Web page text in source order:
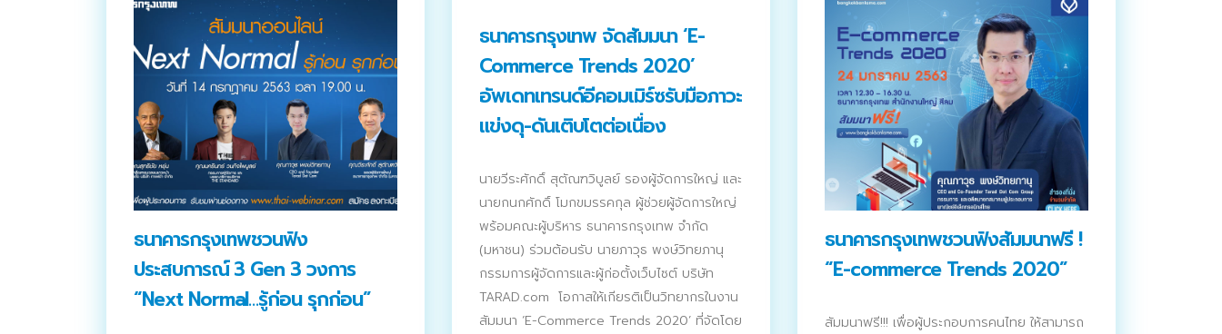
ธนาคารกรุงเทพชวนฟัง
ประสบการณ์ 3 Gen 3 วงการ
“Next Normal…รู้ก่อน รุกก่อน”
ธนาคารกรุงเทพ จัดสัมมนา ‘E-
Commerce Trends 2020’
อัพเดทเทรนด์อีคอมเมิร์ซรับมือภาวะ
แข่งดุ-ดันเติบโตต่อเนื่อง
นายวีระศักดิ์ สุตัณฑวิบูลย์ รองผู้จัดการใหญ่ และ
นายกนกศักดิ์ โมกขมรรคกุล ผู้ช่วยผู้จัดการใหญ่
พร้อมคณะผู้บริหาร ธนาคารกรุงเทพ จำกัด
(มหาชน) ร่วมต้อนรับ นายภาวุธ พงษ์วิทยภานุ
กรรมการผู้จัดการและผู้ก่อตั้งเว็บไซต์ บริษัท
TARAD.com โอกาสให้เกียรติเป็นวิทยากรในงาน
สัมมนา ‘E-Commerce Trends 2020’ ที่จัดโดย
ธนาคารกรุงเทพชวนฟังสัมมนาฟรี !
“E-commerce Trends 2020”
สัมมนาฟรี!!! เพื่อผู้ประกอบการคนไทย ให้สามารถ